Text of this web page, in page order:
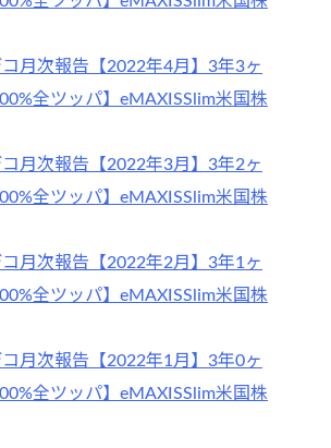
月次報告【2022年4月】3年3ヶ
全ツッパ】eMAXISSlim米国株
月次報告【2022年3月】3年2ヶ
全ツッパ】eMAXISSlim米国株
月次報告【2022年2月】3年1ヶ
全ツッパ】eMAXISSlim米国株
月次報告【2022年1月】3年0ヶ
全ツッパ】eMAXISSlim米国株